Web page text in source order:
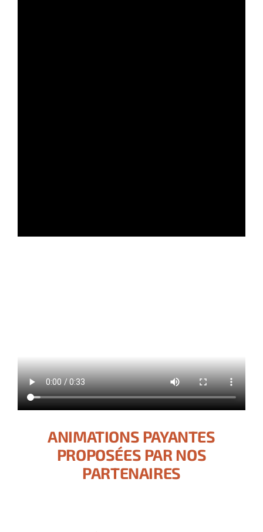
ANIMATIONS PAYANTES
PROPOSÉES PAR NOS
PARTENAIRES